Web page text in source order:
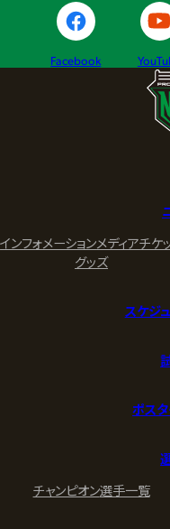
Facebook
インフォメーションメディアチケ
グッズ
スケジ
ポス
チャンピオン選手一覧